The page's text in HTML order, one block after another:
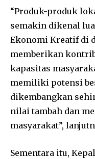
“Produk-produk
semakin dikenal
Ekonomi Kreatif di
memberikan
kapasitas
memiliki potensi
dikembangkan
nilai tambah dan
masyarakat”,
Sementara itu,